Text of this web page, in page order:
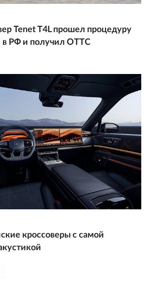
Tenet T4L прошел процедуру
в РФ и получил ОТТС
кроссоверы с самой